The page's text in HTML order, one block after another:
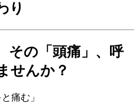
り
の「頭痛」、呼
せんか？
痛む」